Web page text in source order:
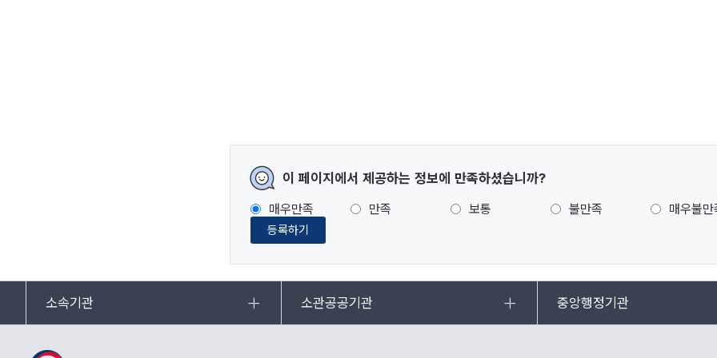
이 페이지에서 제공하는 정보에 만족하셨습니까?
매우만족 만족 보통 불만족 매우불만
등록하기
소속기관 소관공공기관 중앙행정기관